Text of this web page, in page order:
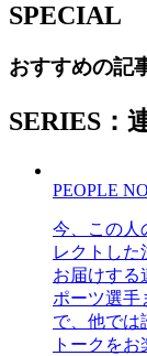
SPECIAL
おすすめの記
SERIES：
PEOPLE
今、この人
レクトした
お届けする
ポーツ選手
で、他では
トークをお